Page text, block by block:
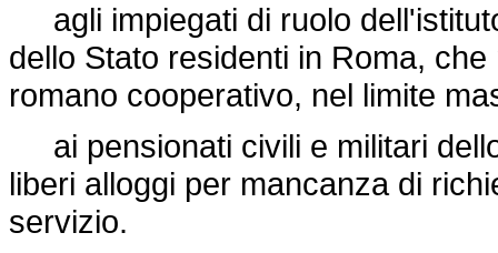
agli impiegati di ruolo
dello Stato residenti in Roma,
romano cooperativo, nel limite
ai pensionati civili e militari
liberi alloggi per mancanza di
servizio.